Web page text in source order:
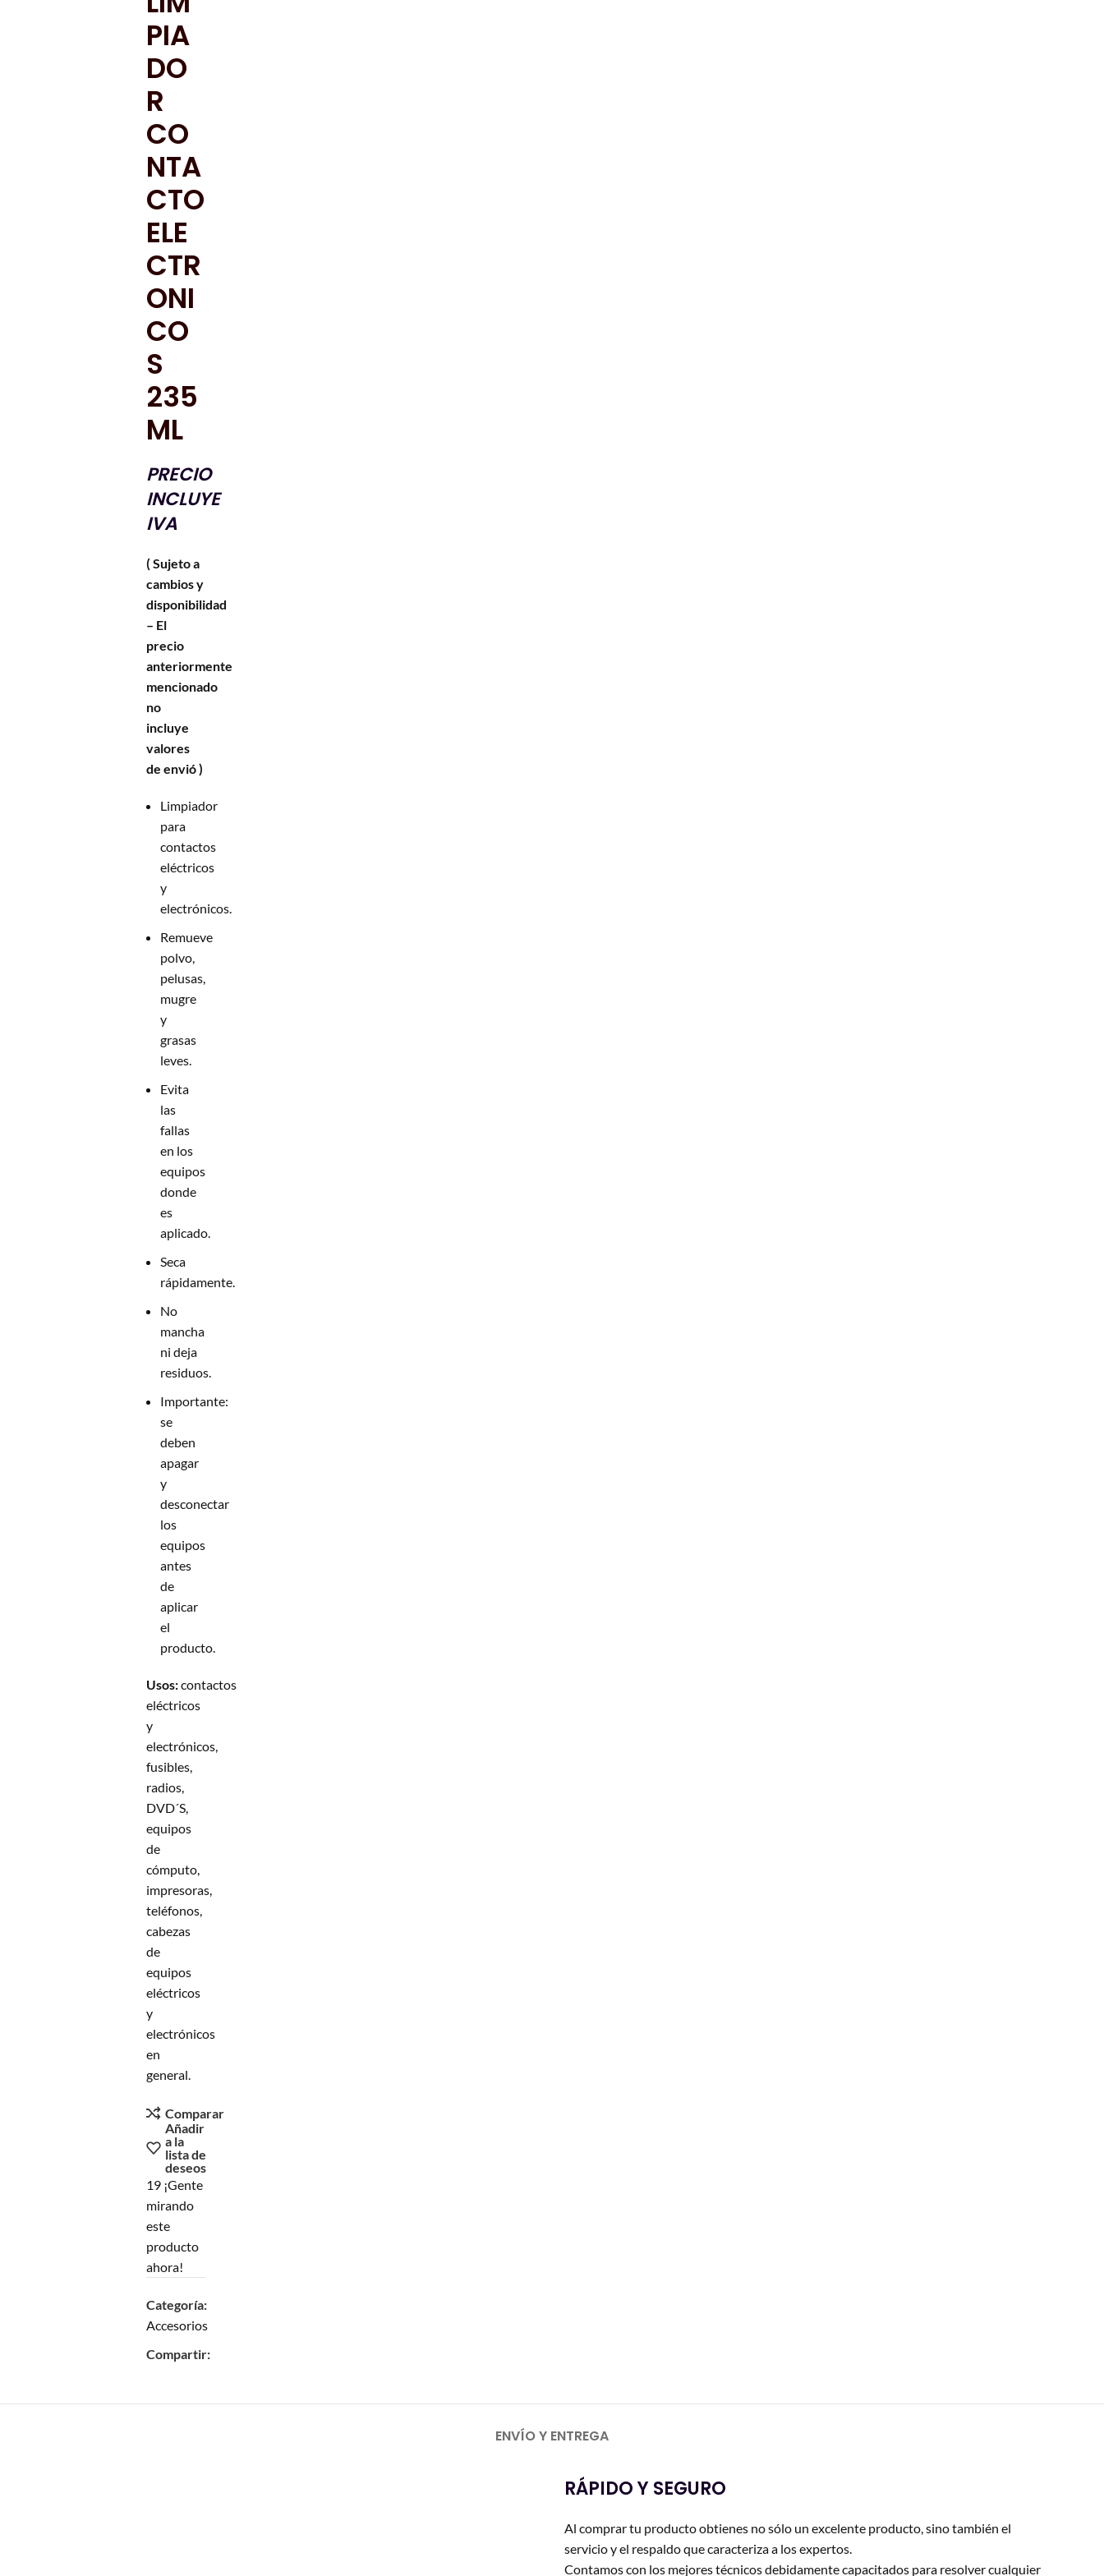
PIA
DO
R
CO
NTA
CTO
ELE
CTR
ONI
CO
S
235
ML
PRECIO
INCLUYE
IVA
( Sujeto a
cambios y
disponibilidad
– El
precio
anteriormente
mencionado
no
incluye
valores
de envió )
Limpiador
para
contactos
eléctricos
y
electrónicos.
Remueve
polvo,
pelusas,
mugre
y
grasas
leves.
Evita
las
fallas
en los
equipos
donde
es
aplicado.
Seca
rápidamente.
No
mancha
ni deja
residuos.
Importante:
se
deben
apagar
y
desconectar
los
equipos
antes
de
aplicar
el
producto.
Usos:contactos
eléctricos
y
electrónicos,
fusibles,
radios,
DVD´S,
equipos
de
cómputo,
impresoras,
teléfonos,
cabezas
de
equipos
eléctricos
y
electrónicos
en
general.
Comparar
Añadir
a la
lista de
deseos
19 ¡Gente
mirando
este
producto
ahora!
Categoría:
Accesorios
Compartir:
ENVÍO Y ENTREGA
RÁPIDO Y SEGURO
Al comprar tu producto obtienes no sólo un excelente producto, sino también el
servicio y el respaldo que caracteriza a los expertos.
Contamos con los mejores técnicos debidamente capacitados para resolver cualquier